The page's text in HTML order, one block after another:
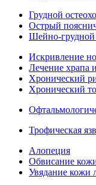
Грудной
Острый
Шейно-грудной
Искривление
Лечение храпа
Хронический
Хронический
Трофическая
Алопеция
Обвисание
Увядание кожи